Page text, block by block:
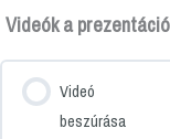
Videók a
Videó
beszúrása